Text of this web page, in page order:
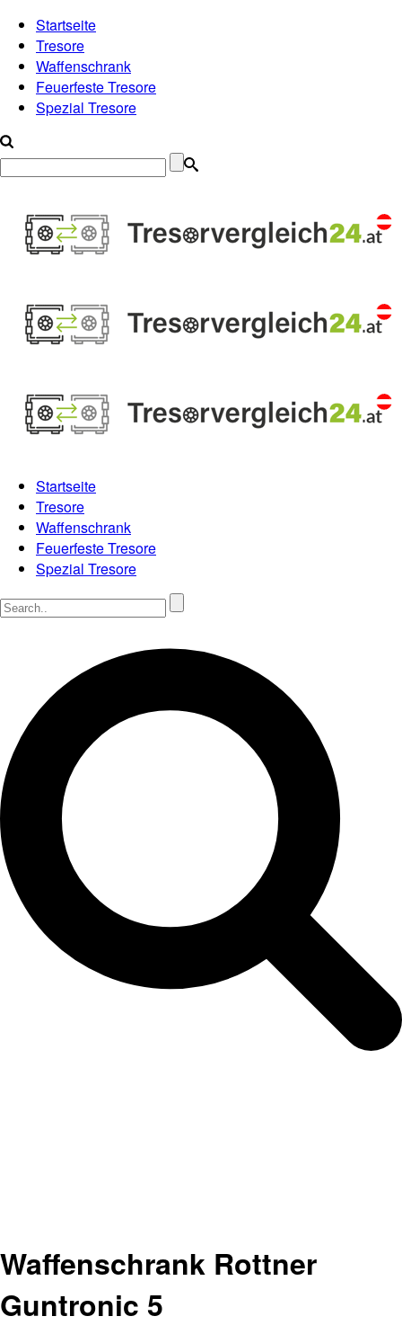
Startseite
Tresore
Waffenschrank
Feuerfeste Tresore
Spezial Tresore
Startseite
Tresore
Waffenschrank
Feuerfeste Tresore
Spezial Tresore
Waffenschrank Rottner
Guntronic 5